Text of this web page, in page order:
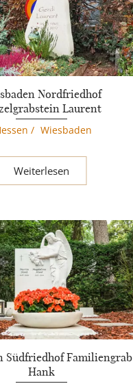
Nordfriedhof
Laurent
/ Wiesbaden
Weiterlesen
Südfriedhof Familiengrab
Hank